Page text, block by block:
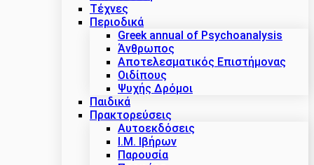
Τέχνες
Περιοδικά
Greek annual of Psychoanalysis
Άνθρωπος
Αποτελεσματικός Επιστήμονας
Οιδίπους
Ψυχής Δρόμοι
Παιδικά
Πρακτoρεύσεις
Αυτοεκδόσεις
Ι.Μ. Ιβήρων
Παρουσία